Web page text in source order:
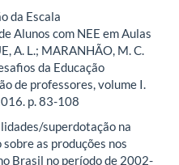
da Escala
Alunos com NEE em Aulas
A. L.; MARANHÃO, M. C.
da Educação
de professores, volume I.
p. 83-108
superdotação na
as produções nos
Brasil no período de 2002-